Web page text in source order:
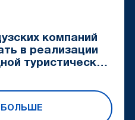
компаний
в реализации
туристической
БОЛЬШЕ